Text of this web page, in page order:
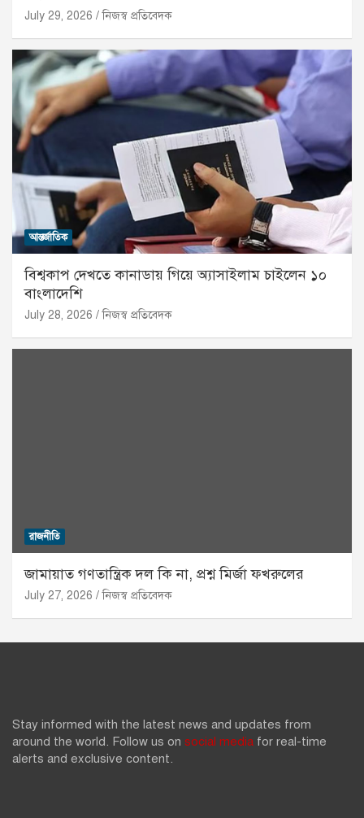
July 29, 2026 নিজস্ব প্রতিবেদক
আন্তর্জাতিক
বিশ্বকাপ দেখতে কানাডায় গিয়ে অ্যাসাইলাম চাইলেন ১০
বাংলাদেশি
July 28, 2026 নিজস্ব প্রতিবেদক
রাজনীতি
জামায়াত গণতান্ত্রিক দল কি না, প্রশ্ন মির্জা ফখরুলের
July 27, 2026 নিজস্ব প্রতিবেদক
Stay informed with the latest news and updates from
around the world. Follow us on social media for real-time
alerts and exclusive content.